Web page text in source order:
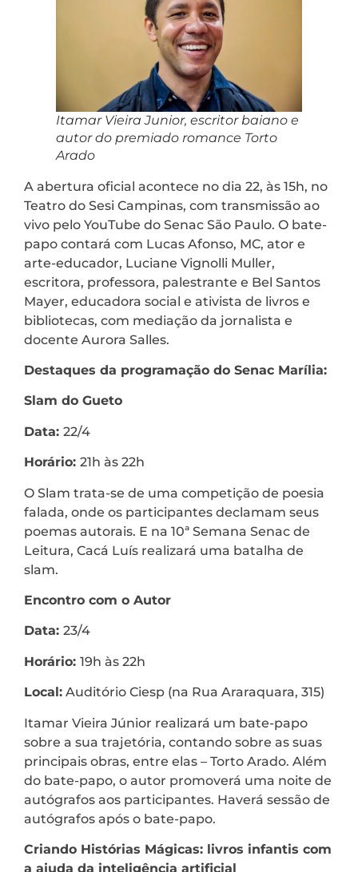
Itamar Vieira Junior, escritor baiano e
autor do premiado romance Torto
Arado
A abertura oficial acontece no dia 22, às 15h, no
Teatro do Sesi Campinas, com transmissão ao
vivo pelo YouTube do Senac São Paulo. O bate-
papo contará com Lucas Afonso, MC, ator e
arte-educador, Luciane Vignolli Muller,
escritora, professora, palestrante e Bel Santos
Mayer, educadora social e ativista de livros e
bibliotecas, com mediação da jornalista e
docente Aurora Salles.
Destaques da programação do Senac Marília:
Slam do Gueto
Data: 22/4
Horário: 21h às 22h
O Slam trata-se de uma competição de poesia
falada, onde os participantes declamam seus
poemas autorais. E na 10ª Semana Senac de
Leitura, Cacá Luís realizará uma batalha de
slam.
Encontro com o Autor
Data: 23/4
Horário: 19h às 22h
Local: Auditório Ciesp (na Rua Araraquara, 315)
Itamar Vieira Júnior realizará um bate-papo
sobre a sua trajetória, contando sobre as suas
principais obras, entre elas – Torto Arado. Além
do bate-papo, o autor promoverá uma noite de
autógrafos aos participantes. Haverá sessão de
autógrafos após o bate-papo.
Criando Histórias Mágicas: livros infantis com
a ajuda da inteligência artificial